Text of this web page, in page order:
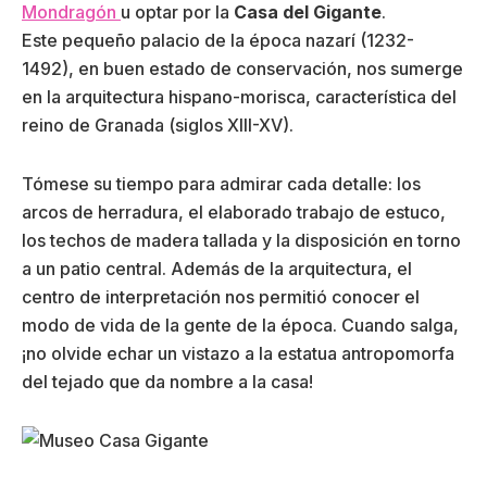
Mondragón u optar por la Casa del Gigante.
Este pequeño palacio de la época nazarí (1232-
1492), en buen estado de conservación, nos sumerge
en la arquitectura hispano-morisca, característica del
reino de Granada (siglos XIII-XV).
Tómese su tiempo para admirar cada detalle: los
arcos de herradura, el elaborado trabajo de estuco,
los techos de madera tallada y la disposición en torno
a un patio central. Además de la arquitectura, el
centro de interpretación nos permitió conocer el
modo de vida de la gente de la época. Cuando salga,
¡no olvide echar un vistazo a la estatua antropomorfa
del tejado que da nombre a la casa!